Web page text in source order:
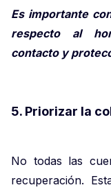
Es importante
respecto al
contacto y
5. Priorizar la
No todas las
recuperación.